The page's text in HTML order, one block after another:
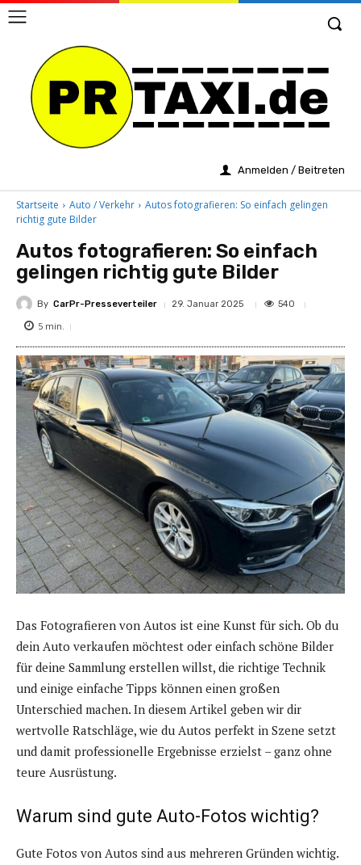
Anmelden / Beitreten
Startseite Auto / Verkehr
Autos fotografieren: So einfach gelingen
richtig gute Bilder
Autos fotografieren: So einfach
gelingen richtig gute Bilder
By CarPr-Presseverteiler 29. Januar 2025 540
5 min.
Das Fotografieren von Autos ist eine Kunst für sich. Ob du
dein Auto verkaufen möchtest oder einfach schöne Bilder
für deine Sammlung erstellen willst, die richtige Technik
und einige einfache Tipps können einen großen
Unterschied machen. In diesem Artikel geben wir dir
wertvolle Ratschläge, wie du Autos perfekt in Szene setzt
und damit professionelle Ergebnisse erzielst – ganz ohne
teure Ausrüstung.
Warum sind gute Auto-Fotos wichtig?
Gute Fotos von Autos sind aus mehreren Gründen wichtig.